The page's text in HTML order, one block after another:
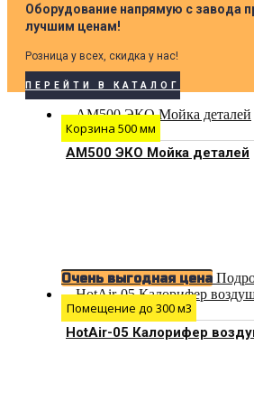
Оборудование напрямую с завода
лучшим ценам!
Розница у всех, скидка у нас!
ПЕРЕЙТИ В КАТАЛОГ
Корзина 500 мм
АМ500 ЭКО Мойка деталей
Очень выгодная цена
Помещение до 300 м3
HotAir-05 Калорифер